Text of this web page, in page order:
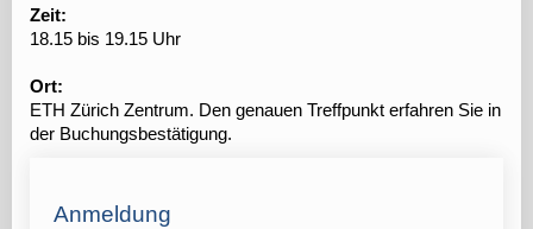
Zeit:
18.15 bis 19.15 Uhr
Ort:
ETH Zürich Zentrum. Den genauen Treffpunkt erfahren Sie in
der Buchungsbestätigung.
Anmeldung